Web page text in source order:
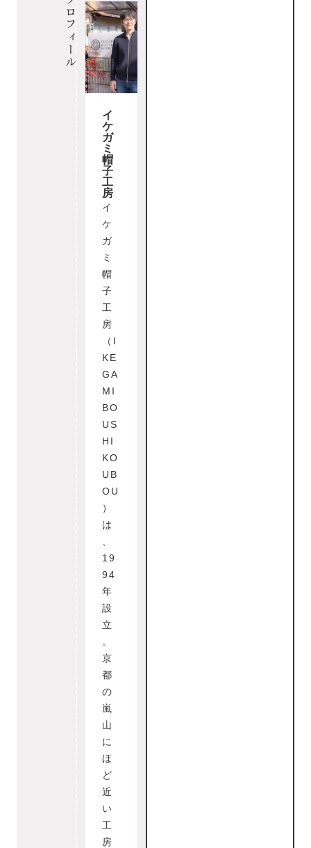
プロフィール
イ
ケ
ガ
ミ
帽
子
工
房
イ
ケ
ガ
ミ
帽
子
工
房
（I
KE
GA
MI
BO
US
HI
KO
UB
OU
）
は
19
94
年
設
立
。
京
都
の
嵐
山
に
ほ
ど
近
い
工
房